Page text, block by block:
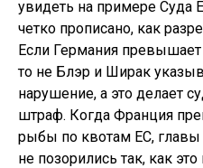
увидеть на примере Суда
четко прописано, как
Если Германия
то не Блэр и Ширак
нарушение, а это делает
штраф. Когда Франция
рыбы по квотам ЕС,
не позорились так, как